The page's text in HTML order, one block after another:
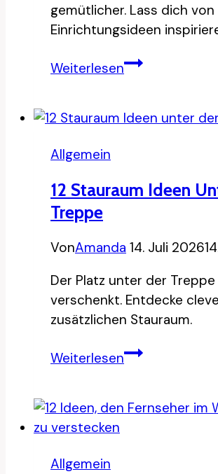
gemütlicher. Lass dich
Einrichtungsideen
Weiterlesen13
mit
Allgemein
12 Stauraum Ideen
Treppe
VonAmanda 14. Juli 2026
Der Platz unter der
verschenkt. Entdecke
zusätzlichen Stauraum.
Weiterlesen12
unter
Allgemein